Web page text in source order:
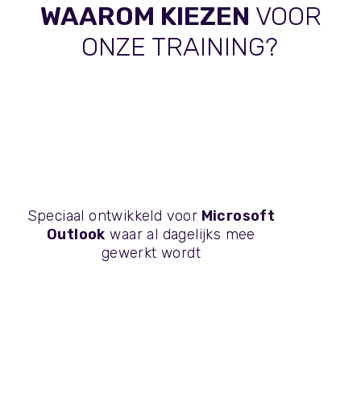
WAAROM KIEZEN VOOR
ONZE TRAINING?
Speciaal ontwikkeld voor Microsoft
Outlook waar al dagelijks mee
gewerkt wordt